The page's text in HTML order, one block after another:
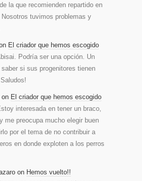
la que recomienden repartido en
tuvimos problemas y
El criador que hemos escogido
Podría ser una opción. Un
saber si sus progenitores tienen
on El criador que hemos escogido
interesada en tener un braco,
me preocupa mucho elegir buen
por el tema de no contribuir a
en donde exploten a los perros
on Hemos vuelto!!